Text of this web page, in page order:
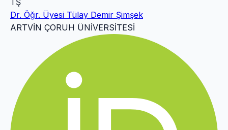
TŞ
Dr. Öğr. Üyesi Tülay Demir Şimşek
ARTVİN ÇORUH ÜNİVERSİTESİ